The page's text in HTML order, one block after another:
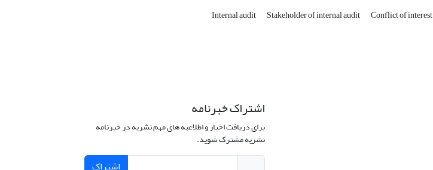
Internal audit Stakeholder of internal audit Conflict of interest
اشتراک خبرنامه
برای دریافت اخبار و اطلاعیه های مهم نشریه در خبرنامه
نشریه مشترک شوید.